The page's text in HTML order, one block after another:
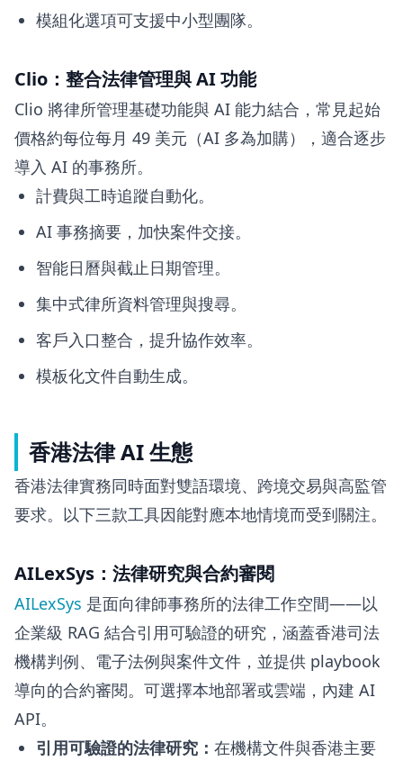
模組化選項可支援中小型團隊。
Clio：整合法律管理與 AI 功能
Clio 將律所管理基礎功能與 AI 能力結合，常見起始
價格約每位每月 49 美元（AI 多為加購），適合逐步
導入 AI 的事務所。
計費與工時追蹤自動化。
AI 事務摘要，加快案件交接。
智能日曆與截止日期管理。
集中式律所資料管理與搜尋。
客戶入口整合，提升協作效率。
模板化文件自動生成。
香港法律 AI 生態
香港法律實務同時面對雙語環境、跨境交易與高監管
要求。以下三款工具因能對應本地情境而受到關注。
AILexSys：法律研究與合約審閱
AILexSys 是面向律師事務所的法律工作空間——以
企業級 RAG 結合引用可驗證的研究，涵蓋香港司法
機構判例、電子法例與案件文件，並提供 playbook
導向的合約審閱。可選擇本地部署或雲端，內建 AI
API。
引用可驗證的法律研究： 在機構文件與香港主要